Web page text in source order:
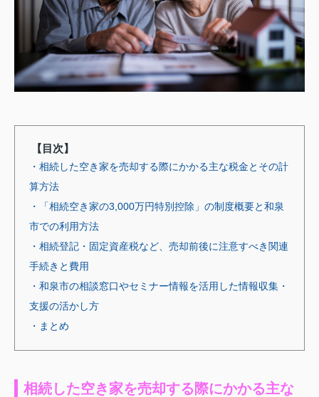
【目次】
・相続した空き家を売却する際にかかる主な税金とその計
算方法
・「相続空き家の3,000万円特別控除」の制度概要と和泉
市での利用方法
・相続登記・固定資産税など、売却前後に注意すべき関連
手続きと費用
・和泉市の相談窓口やセミナー情報を活用した情報収集・
支援の活かし方
・まとめ
相続した空き家を売却する際にかかる主な